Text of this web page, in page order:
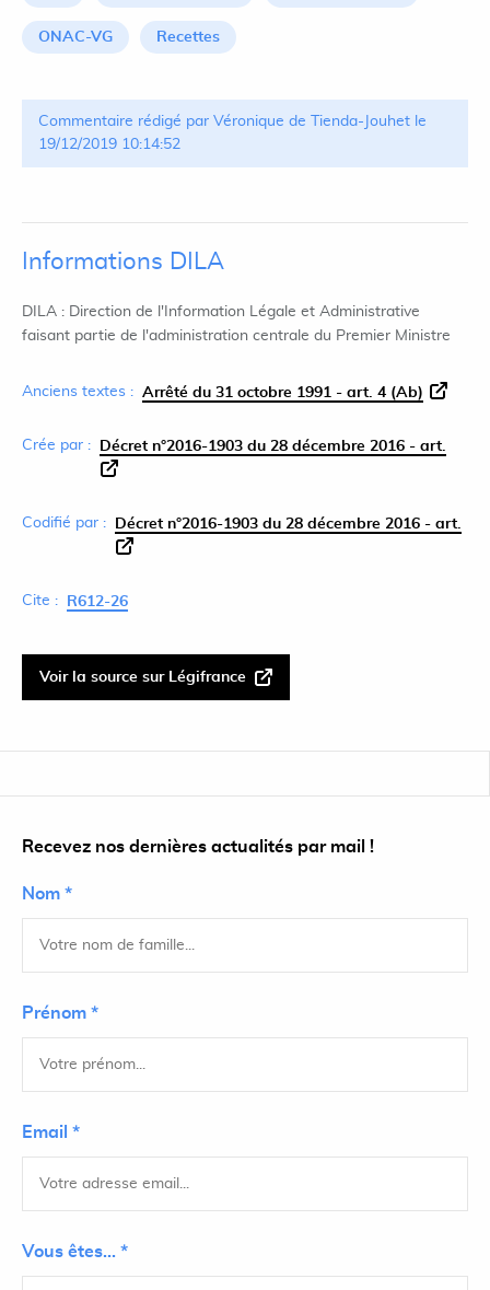
ONAC-VG Recettes
Commentaire rédigé par Véronique de Tienda-Jouhet le
19/12/2019 10:14:52
Informations DILA
DILA : Direction de l'Information Légale et Administrative
faisant partie de l'administration centrale du Premier Ministre
Anciens textes : Arrêté du 31 octobre 1991 - art. 4 (Ab)
Crée par : Décret n°2016-1903 du 28 décembre 2016 - art.
Codifié par : Décret n°2016-1903 du 28 décembre 2016 - art.
Cite : R612-26
Voir la source sur Légifrance
Recevez nos dernières actualités par mail !
Nom *
Prénom *
Email *
Vous êtes... *